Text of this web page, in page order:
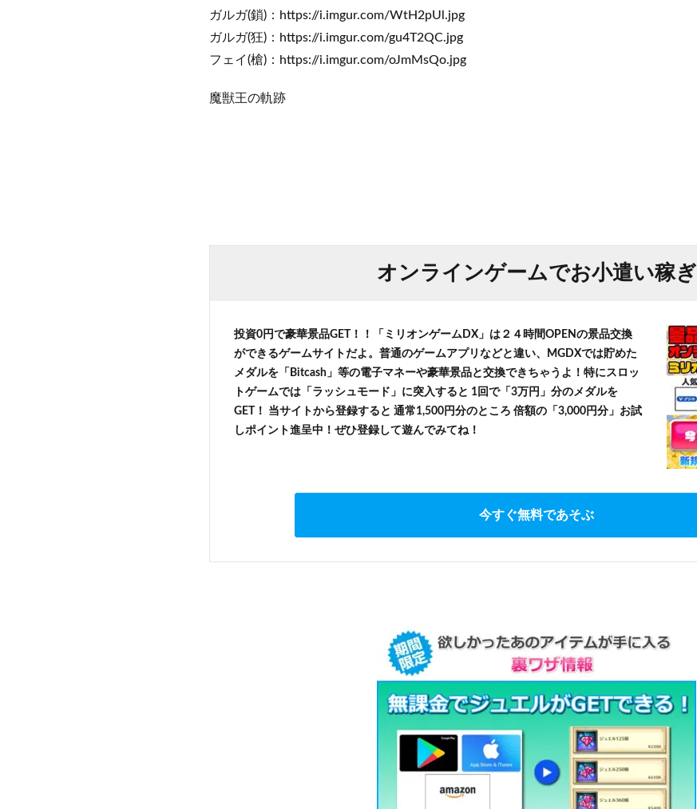
ガルガ(鎖)：https://i.imgur.com/WtH2pUl.jpg
ガルガ(狂)：https://i.imgur.com/gu4T2QC.jpg
フェイ(槍)：https://i.imgur.com/oJmMsQo.jpg
魔獣王の軌跡
オンラインゲームでお小遣い稼ぎ
投資0円で豪華景品GET！！「ミリオンゲームDX」は２４時間OPENの景品交換
ができるゲームサイトだよ。普通のゲームアプリなどと違い、MGDXでは貯めた
メダルを「Bitcash」等の電子マネーや豪華景品と交換できちゃうよ！特にスロッ
トゲームでは「ラッシュモード」に突入すると 1回で「3万円」分のメダルを
GET！ 当サイトから登録すると 通常1,500円分のところ 倍額の「3,000円分」お試
しポイント進呈中！ぜひ登録して遊んでみてね！
今すぐ無料であそぶ